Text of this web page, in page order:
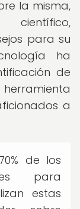
la misma,
para su
ha
de
a
de los
para
estas